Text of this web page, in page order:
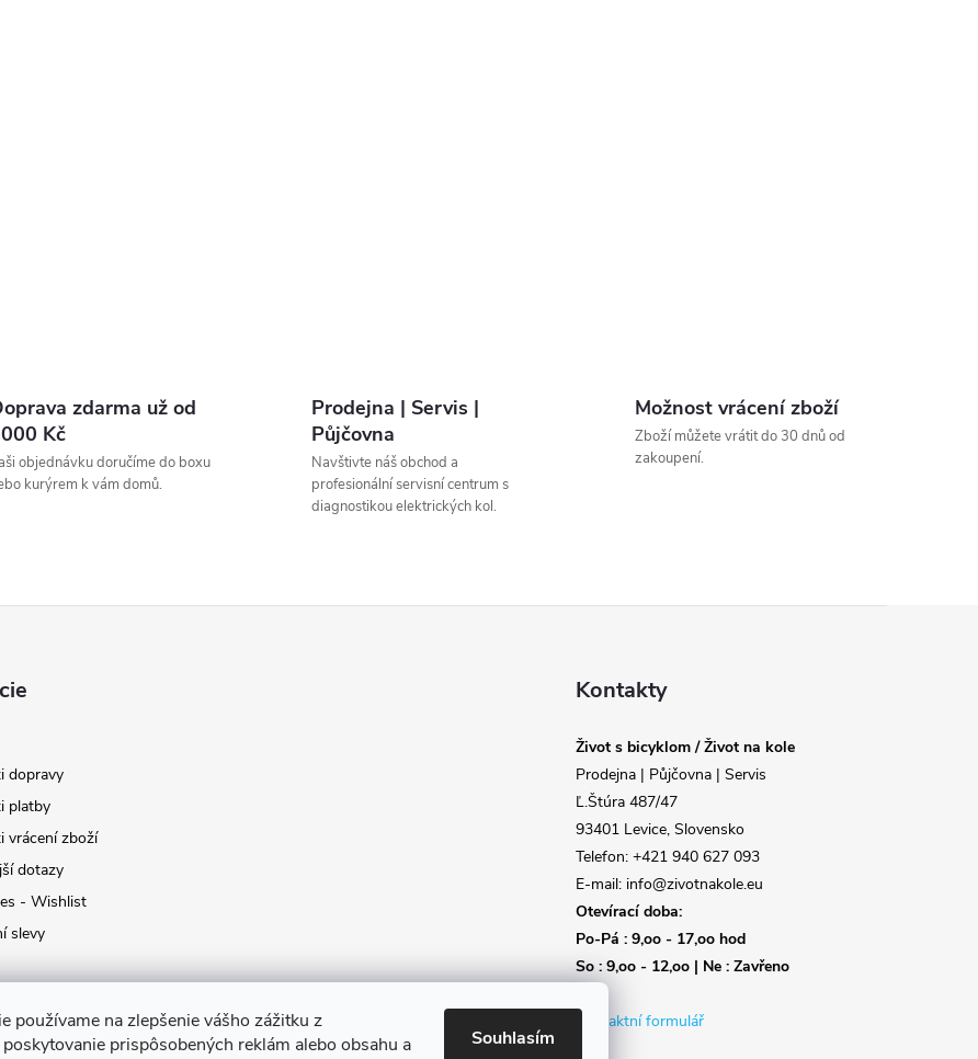
používame na zlepšenie vášho zážitku z
prispôsobených reklám alebo obsahu a
Souhlasím
zdarma už od
Kč
objednávku doručíme do boxu
kurýrem k vám domů.
Prodejna | Servis |
Půjčovna
Navštivte náš obchod a
profesionální servisní centrum s
diagnostikou elektrických kol.
Možnost vrácení zboží
Zboží můžete vrátit do 30 dnů od
zakoupení.
dopravy
platby
vrácení zboží
dotazy
- Wishlist
slevy
Kontakty
Život s bicyklom / Život na kole
Prodejna | Půjčovna | Servis
Ľ.Štúra 487/47
93401 Levice, Slovensko
Telefon: +421 940 627 093
E-mail: info@zivotnakole.eu
Otevírací doba:
Po-Pá : 9,oo - 17,oo hod
So : 9,oo - 12,oo | Ne : Zavřeno
Kontaktní formulář